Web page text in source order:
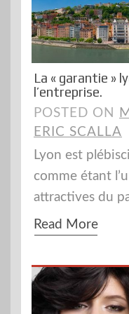
La « garantie »
l’entreprise.
POSTED ON
ERIC SCALLA
Lyon est
comme étant
attractives du
Read More